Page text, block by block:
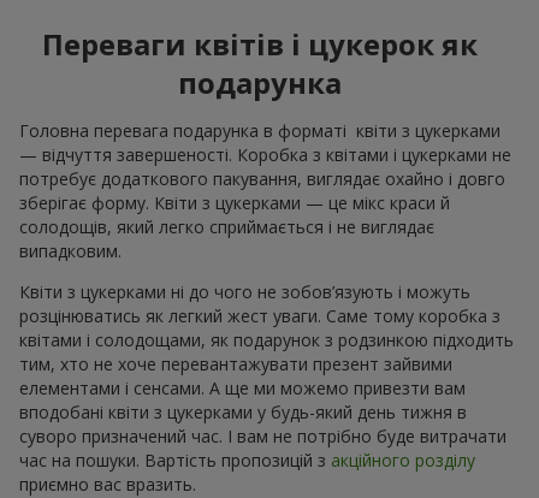
Переваги квітів і цукерок як
подарунка
Головна перевага подарунка в форматі квіти з цукерками
— відчуття завершеності. Коробка з квітами і цукерками не
потребує додаткового пакування, виглядає охайно і довго
зберігає форму. Квіти з цукерками — це мікс краси й
солодощів, який легко сприймається і не виглядає
випадковим.
Квіти з цукерками ні до чого не зобов’язують і можуть
розцінюватись як легкий жест уваги. Саме тому коробка з
квітами і солодощами, як подарунок з родзинкою підходить
тим, хто не хоче перевантажувати презент зайвими
елементами і сенсами. А ще ми можемо привезти вам
вподобані квіти з цукерками у будь-який день тижня в
суворо призначений час. І вам не потрібно буде витрачати
час на пошуки. Вартість пропозицій з акційного розділу
приємно вас вразить.